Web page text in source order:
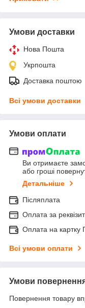
Умови доставки
Нова Пошта
Укрпошта
Доставка поштою
Всі умови доставки
Умови оплати
Ви отримаєте
або гроші
Детальніше
Післяплата
Оплата за
Оплата на картку
Всі умови оплати
Умови
Повернення товару